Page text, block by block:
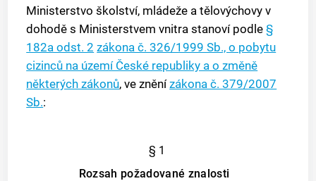
Ministerstvo školství, mládeže a tělovýchovy v
dohodě s Ministerstvem vnitra stanoví podle§
182a odst. 2 zákona č. 326/1999 Sb., o pobytu
cizinců na území České republiky a o změně
některých zákonů, ve zněnízákona č. 379/2007
Sb.:
§ 1
Rozsah požadované znalosti